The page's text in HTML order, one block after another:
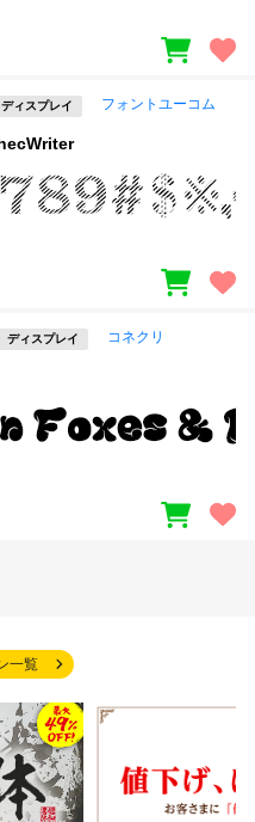
ディスプレイ フォントユーコム
ディスプレイ コネクリ
一覧